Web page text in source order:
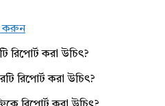
করুন
রিপোর্ট করা উচিৎ?
রিপোর্ট করা উচিৎ?